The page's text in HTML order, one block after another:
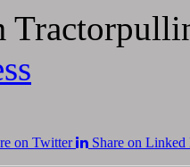
on Twitter Share on Linked